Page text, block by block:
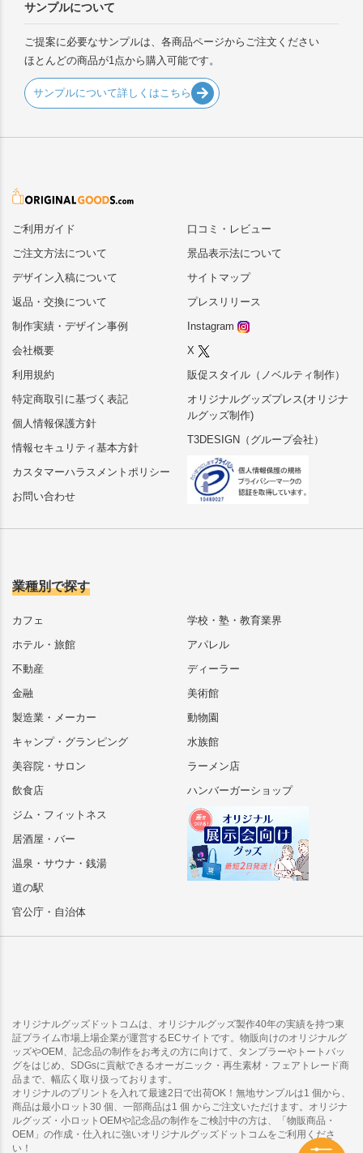
サンプルについて
ご提案に必要なサンプルは、各商品ページからご注文ください
ほとんどの商品が1点から購入可能です。
サンプルについて詳しくはこちら
ご利用ガイド
ご注文方法について
デザイン入稿について
返品・交換について
制作実績・デザイン事例
会社概要
利用規約
特定商取引に基づく表記
個人情報保護方針
情報セキュリティ基本方針
カスタマーハラスメントポリシー
お問い合わせ
口コミ・レビュー
景品表示法について
サイトマップ
プレスリリース
Instagram
X
販促スタイル（ノベルティ制作）
オリジナルグッズプレス(オリジナ
ルグッズ制作)
T3DESIGN（グループ会社）
業種別で探す
カフェ
ホテル・旅館
不動産
金融
製造業・メーカー
キャンプ・グランピング
美容院・サロン
飲食店
ジム・フィットネス
居酒屋・バー
温泉・サウナ・銭湯
道の駅
官公庁・自治体
学校・塾・教育業界
アパレル
ディーラー
美術館
動物園
水族館
ラーメン店
ハンバーガーショップ
オリジナルグッズドットコムは、オリジナルグッズ製作40年の実績を持つ東
証プライム市場上場企業が運営するECサイトです。物販向けのオリジナルグ
ッズやOEM、記念品の制作をお考えの方に向けて、タンブラーやトートバッ
グをはじめ、SDGsに貢献できるオーガニック・再生素材・フェアトレード商
品まで、幅広く取り扱っております。
オリジナルのプリントを入れて最速2日で出荷OK！無地サンプルは1 個から、
商品は最小ロット30 個、一部商品は1 個 からご注文いただけます。オリジナ
ルグッズ・小ロットOEMや記念品の制作をご検討中の方は、「物販商品・
OEM」の作成・仕入れに強いオリジナルグッズドットコムをご利用くださ
い！